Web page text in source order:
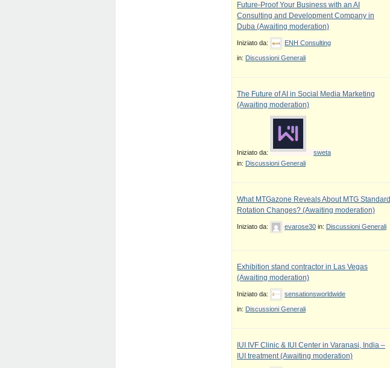
Future-Proof Your Business with an AI
Consulting and Development Company in
Duba (Awaiting moderation)
Iniziato da: ENH Consulting
in: Discussioni Generali
The Future of AI in Social Media Marketing
(Awaiting moderation)
Iniziato da:
sweta
in: Discussioni Generali
What MTGazone Reveals About MTG Standard
Rotation Changes? (Awaiting moderation)
Iniziato da: evarose30 in: Discussioni Generali
Exhibition stand contractor in Las Vegas
(Awaiting moderation)
Iniziato da: sensationsworldwide
in: Discussioni Generali
IUI IVF Clinic & IUI Center in Varanasi, India –
IUI treatment (Awaiting moderation)